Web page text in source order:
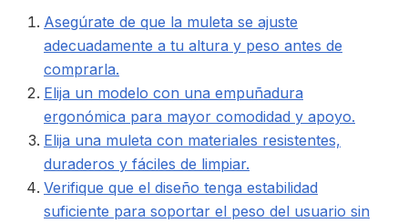
Asegúrate de que la muleta se ajuste
adecuadamente a tu altura y peso antes de
comprarla.
Elija un modelo con una empuñadura
ergonómica para mayor comodidad y apoyo.
Elija una muleta con materiales resistentes,
duraderos y fáciles de limpiar.
Verifique que el diseño tenga estabilidad
suficiente para soportar el peso del usuario sin